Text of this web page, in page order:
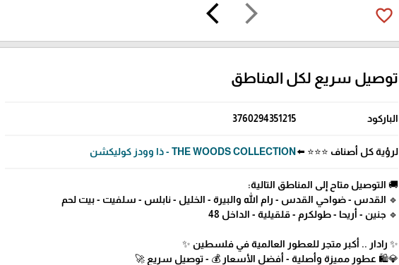
arrow_forward_ios
arrow_back_ios favorite_border
توصيل سريع لكل المناطق
الباركود 3760294351215
لرؤية كل أصناف ⭐⭐⭐ ⬅️ THE WOODS COLLECTION - ذا وودز كوليكشن
🚚 التوصيل متاح إلى المناطق التالية:
🔹 القدس - ضواحي القدس - رام الله والبيرة - الخليل - نابلس - سلفيت - بيت لحم
🔹 جنين - أريحا - طولكرم - قلقيلية - الداخل 48
✨ رادار .. أكبر متجر للعطور العالمية في فلسطين ✨
💎🛍️ عطور مميزة وأصلية - أفضل الأسعار 💰 - توصيل سريع 🚀